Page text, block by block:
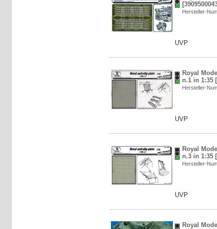
Hersteller-
UVP
Royal
n.1 in 1:35
Hersteller-
UVP
Royal
n.3 in 1:35
Hersteller-
UVP
Royal